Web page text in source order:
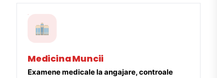
Medicina Muncii
Examene medicale la angajare, controale